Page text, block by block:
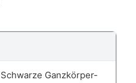
Schwarze Ganzkörper-